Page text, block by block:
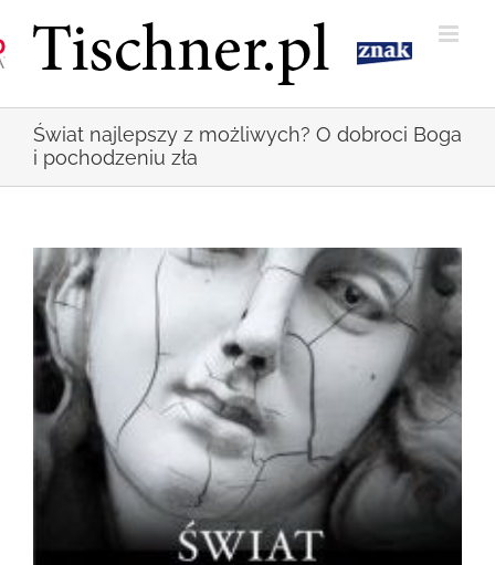
zawartości
Świat najlepszy z możliwych? O dobroci Boga
i pochodzeniu zła